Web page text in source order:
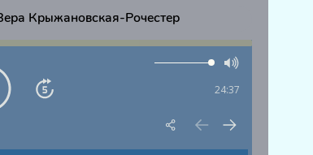
Крыжановская-Рочестер
24:37